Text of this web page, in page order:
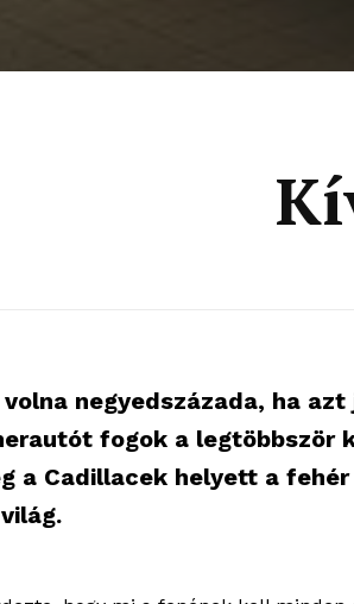
volna negyedszázada, ha
fogok a legtöbbször
a Cadillacek helyett a